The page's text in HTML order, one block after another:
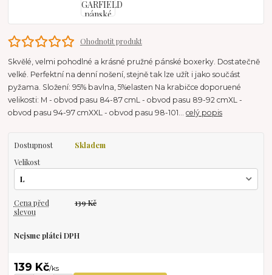
Ohodnotit produkt
Skvělé, velmi pohodlné a krásné pružné pánské boxerky. Dostatečně
velké. Perfektní na denní nošení, stejně tak lze užít i jako součást
pyžama. Složení: 95% bavlna, 5%elasten Na krabičce doporuené
velikosti: M - obvod pasu 84-87 cmL - obvod pasu 89-92 cmXL -
obvod pasu 94-97 cmXXL - obvod pasu 98-101...celý popis
Dostupnost
Skladem
Velikost
Cena před
slevou
139 Kč
Nejsme plátci DPH
139 Kč/ks